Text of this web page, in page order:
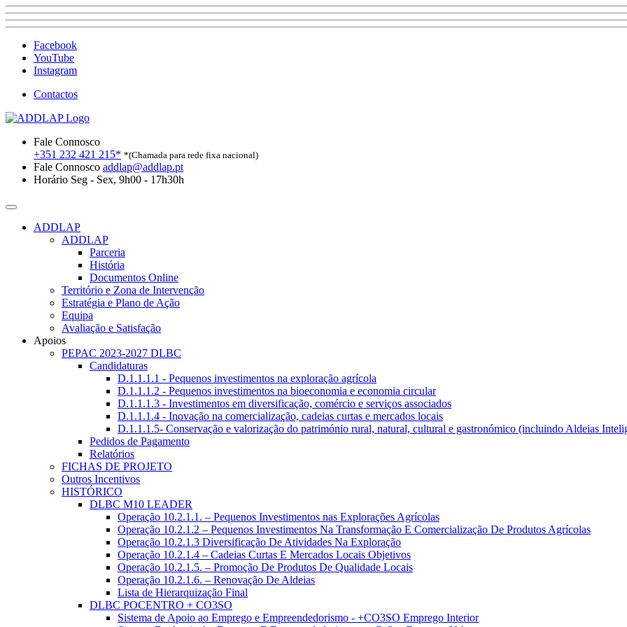
Facebook
YouTube
Instagram
Contactos
Fale Connosco
+351 232 421 215* *(Chamada para rede fixa nacional)
Fale Connosco addlap@addlap.pt
Horário Seg - Sex, 9h00 - 17h30h
ADDLAP
ADDLAP
Parceria
História
Documentos Online
Território e Zona de Intervenção
Estratégia e Plano de Ação
Equipa
Avaliação e Satisfação
Apoios
PEPAC 2023-2027 DLBC
Candidaturas
D.1.1.1.1 - Pequenos investimentos na exploração agrícola
D.1.1.1.2 - Pequenos investimentos na bioeconomia e economia circular
D.1.1.1.3 - Investimentos em diversificação, comércio e serviços associados
D.1.1.1.4 - Inovação na comercialização, cadeias curtas e mercados locais
D.1.1.1.5- Conservação e valorização do património rural, natural, cultural e gastronómico (incluindo Aldeias
Pedidos de Pagamento
Relatórios
FICHAS DE PROJETO
Outros Incentivos
HISTÓRICO
DLBC M10 LEADER
Operação 10.2.1.1. – Pequenos Investimentos nas Explorações Agrícolas
Operação 10.2.1.2 – Pequenos Investimentos Na Transformação E Comercialização De Produtos Agrícolas
Operação 10.2.1.3 Diversificação De Atividades Na Exploração
Operação 10.2.1.4 – Cadeias Curtas E Mercados Locais Objetivos
Operação 10.2.1.5. – Promoção De Produtos De Qualidade Locais
Operação 10.2.1.6. – Renovação De Aldeias
Lista de Hierarquização Final
DLBC POCENTRO + CO3SO
Sistema de Apoio ao Emprego e Empreendedorismo - +CO3SO Emprego Interior